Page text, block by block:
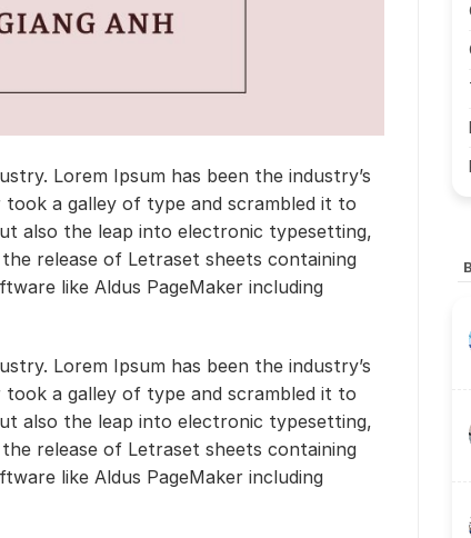
Lorem Ipsum has been the industry’s
a galley of type and scrambled it to
also the leap into electronic typesetting,
release of Letraset sheets containing
like Aldus PageMaker including
Lorem Ipsum has been the industry’s
a galley of type and scrambled it to
also the leap into electronic typesetting,
release of Letraset sheets containing
like Aldus PageMaker including